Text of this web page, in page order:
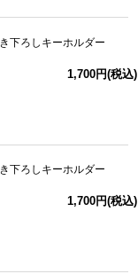
下ろしキーホルダー
1,700円(税込)
下ろしキーホルダー
1,700円(税込)